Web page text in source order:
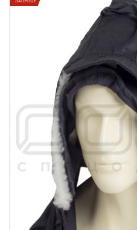
ЗАПРОСУ